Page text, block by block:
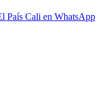
País Cali en WhatsApp